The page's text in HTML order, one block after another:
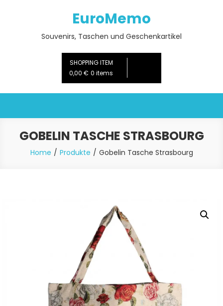
EuroMemo
Souvenirs, Taschen und Geschenkartikel
SHOPPING ITEM
0,00 € 0 items
GOBELIN TASCHE STRASBOURG
Home Produkte Gobelin Tasche Strasbourg